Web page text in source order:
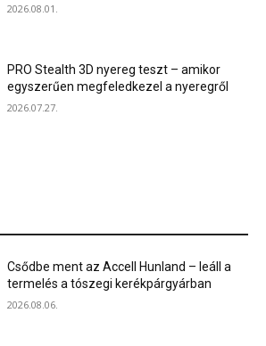
2026.08.01.
PRO Stealth 3D nyereg teszt – amikor
egyszerűen megfeledkezel a nyeregről
2026.07.27.
Csődbe ment az Accell Hunland – leáll a
termelés a tószegi kerékpárgyárban
2026.08.06.